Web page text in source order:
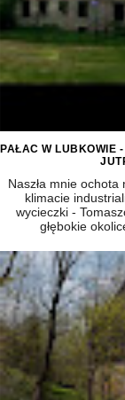
PAŁAC W LUBKOWIE
Naszła mnie
klimacie
wycieczki -
głębokie